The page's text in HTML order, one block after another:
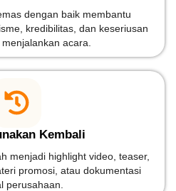
dengan baik membantu
kredibilitas, dan keseriusan
acara.
Kembali
menjadi highlight video, teaser,
promosi, atau dokumentasi
perusahaan.